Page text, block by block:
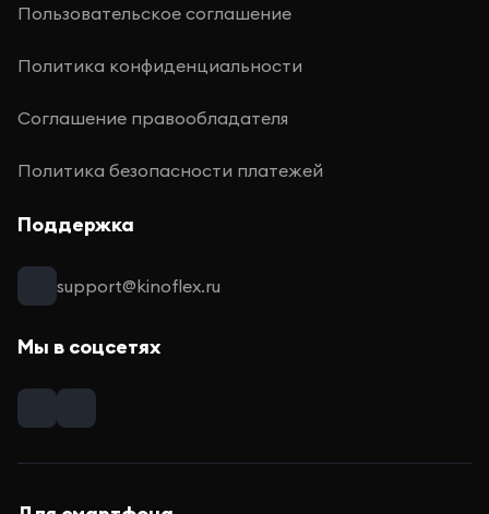
Пользовательское соглашение
Политика конфиденциальности
Соглашение правообладателя
Политика безопасности платежей
Поддержка
support@kinoflex.ru
Мы в соцсетях